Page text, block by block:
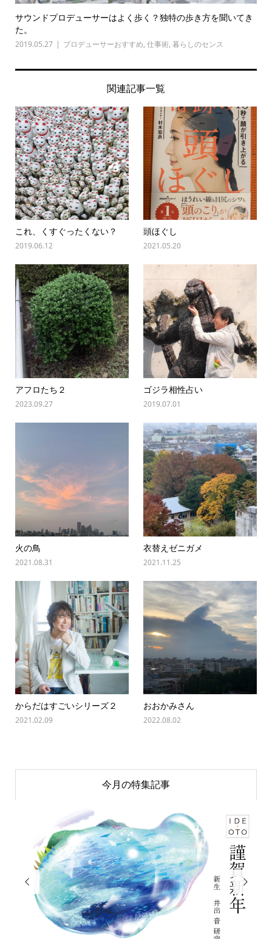
サウンドプロデューサーはよく歩く？独特の歩き方を聞いてき
た。
2019.05.27 プロデューサーおすすめ, 仕事術, 暮らしのセンス
関連記事一覧
これ、くすぐったくない？
2019.06.12
頭ほぐし
2021.05.20
アフロたち２
2023.09.27
ゴジラ相性占い
2019.07.01
火の鳥
2021.08.31
衣替えゼニガメ
2021.11.25
からだはすごいシリーズ２
2021.02.09
おおかみさん
2022.08.02
今月の特集記事
 